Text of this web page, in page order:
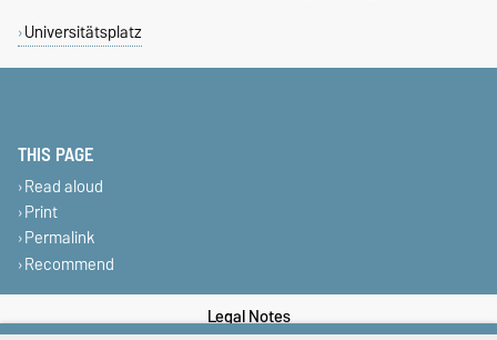
Universitätsplatz
THIS PAGE
Read aloud
Print
Permalink
Recommend
Legal Notes